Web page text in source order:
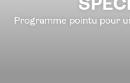
Programme pointu pour